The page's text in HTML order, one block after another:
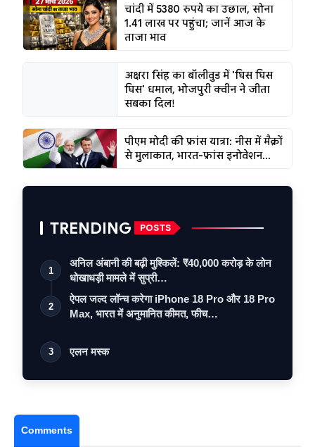
चांदी में 5380 रुपये का उछाल, सोना
1.41 लाख पर पहुंचा; जानें आज के
ताजा भाव
अक्षरा सिंह का बॉलीवुड में 'घिस घिस
घिस' धमाल, भोजपुरी क्वीन ने जीता
सबका दिल!
पीएम मोदी की फ्रांस यात्रा: नीस में मैक्रों
से मुलाकात, भारत-फ्रांस इनोवेशन...
TRENDING POSTS
1
अनिल अंबानी की बढ़ी मुश्किलें: ₹40,000 करोड़ के लोन
धोखाधड़ी मामले में सुप्री…
2
ऐपल जल्द लॉन्च करेगा iPhone 18 Pro और 18 Pro
Max, भारत में अनुमानित कीमत, फीच…
3 एलन मस्क
Comments